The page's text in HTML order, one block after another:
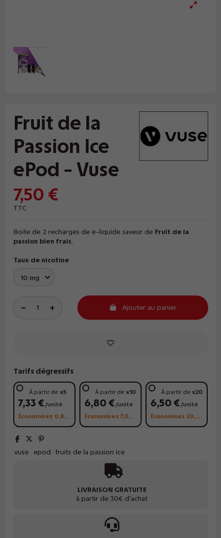
Fruit de la
Passion Ice
ePod - Vuse
7,50 €
TTC
Boite de 2 recharges de e-liquide saveur de Fruit de la
passion bien frais.
Taux de nicotine
Ajouter au panier
Tarifs dégressifs
À partir de x5
7,33 € /unité
Économisez 0,85 €
À partir de x10
6,80 € /unité
Économisez 7,00 €
À partir de x20
6,50 € /unité
Économisez 20,00 €
vuse epod fruits de la passion ice
LIVRAISON GRATUITE
à partir de 30€ d'achat